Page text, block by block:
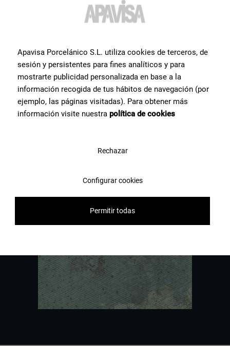
Desiderate maggiori
informazioni o aiutocon un
prodotto??
Contatta il team di specialisti in piastrelle di Apavisa Porcelánico. Ti
forniremo consulenza e tutte le risposte di cui hai bisogno per
realizzare il tuo progetto.
Apavisa Porcelánico S.L. utiliza cookies de terceros, de
sesión y persistentes para fines analíticos y para
mostrarte publicidad personalizada en base a la
información recogida de tus hábitos de navegación (por
ejemplo, las páginas visitadas). Para obtener más
información visite nuestra política de cookies
Rechazar
Configurar cookies
Permitir todas